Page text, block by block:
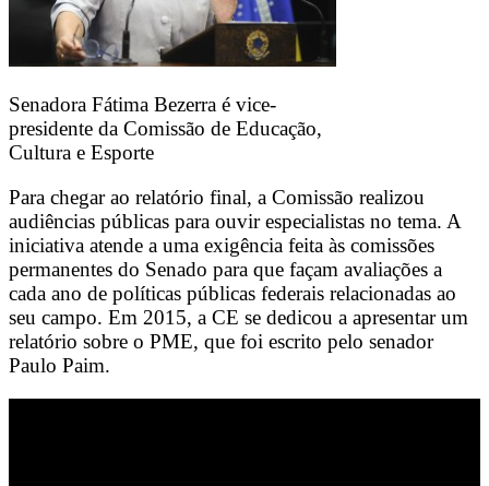
Senadora Fátima Bezerra é vice-
presidente da Comissão de Educação,
Cultura e Esporte
Para chegar ao relatório final, a Comissão realizou
audiências públicas para ouvir especialistas no tema. A
iniciativa atende a uma exigência feita às comissões
permanentes do Senado para que façam avaliações a
cada ano de políticas públicas federais relacionadas ao
seu campo. Em 2015, a CE se dedicou a apresentar um
relatório sobre o PME, que foi escrito pelo senador
Paulo Paim.